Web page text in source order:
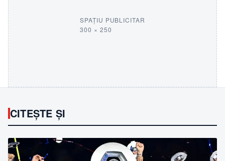
SPAȚIU PUBLICITAR
300 × 250
CITEȘTE ȘI